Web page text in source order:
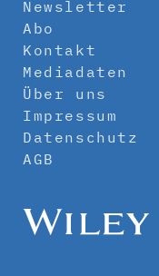
Newsletter
Abo
Kontakt
Mediadaten
Über uns
Impressum
Datenschutz
AGB